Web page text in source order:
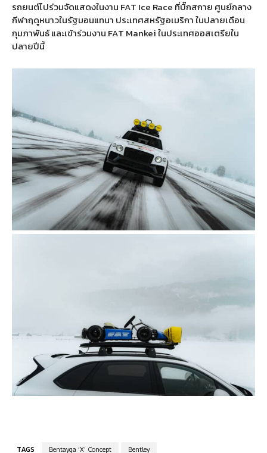
รถยนต์ไปร่วมจัดแสดงในงาน FAT Ice Race ที่บิ๊กสกาย ศูนย์กลาง
กีฬาฤดูหนาวในรัฐมอนแทนา ประเทศสหรัฐอเมริกา ในปลายเดือน
กุมภาพันธ์ และเข้าร่วมงาน FAT Mankeiในประเทศออสเตรียใน
ปลายปีนี้
TAGS Bentayga ‘X’ Concept
Bentley